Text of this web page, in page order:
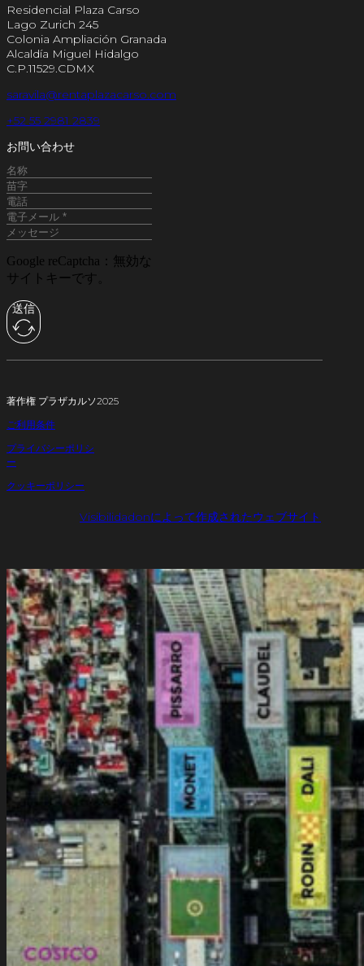
Residencial Plaza Carso
Lago Zurich 245
Colonia Ampliación Granada
Alcaldía Miguel Hidalgo
C.P.11529.CDMX
saravila@rentaplazacarso.com
+52 55 2981 2839
お問い合わせ
Google reCaptcha：無効な
サイトキーです。
送信
著作権 プラザカルソ2025
ご利用条件
プライバシーポリシ
ー
クッキーポリシー
Visibilidadonによって作成されたウェブサイト